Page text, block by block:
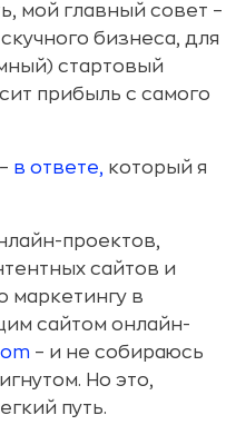
мой главный совет –
бизнеса, для
стартовый
прибыль с самого
в ответе, который я
проектов,
сайтов и
маркетингу в
сайтом онлайн-
– и не собираюсь
Но это,
путь.